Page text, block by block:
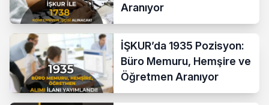
Aranıyor
İŞKUR’da 1935 Pozisyon:
Büro Memuru, Hemşire ve
Öğretmen Aranıyor